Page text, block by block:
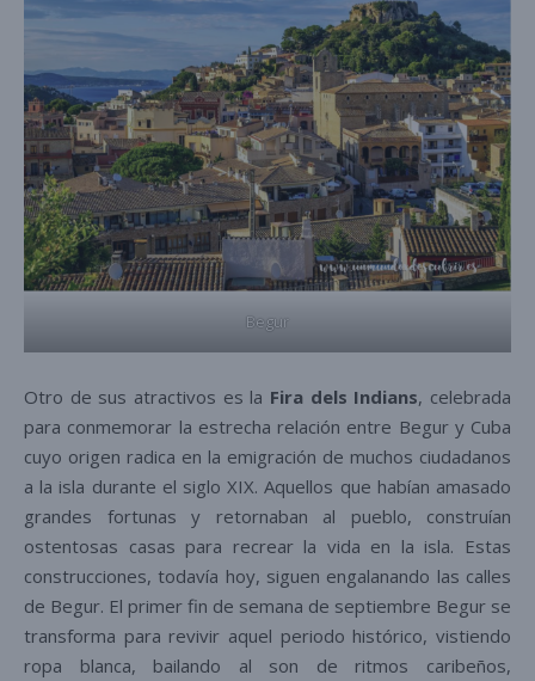
Begur
Otro de sus atractivos es la Fira dels Indians, celebrada
para conmemorar la estrecha relación entre Begur y Cuba
cuyo origen radica en la emigración de muchos ciudadanos
a la isla durante el siglo XIX. Aquellos que habían amasado
grandes fortunas y retornaban al pueblo, construían
ostentosas casas para recrear la vida en la isla. Estas
construcciones, todavía hoy, siguen engalanando las calles
de Begur. El primer fin de semana de septiembre Begur se
transforma para revivir aquel periodo histórico, vistiendo
ropa blanca, bailando al son de ritmos caribeños,